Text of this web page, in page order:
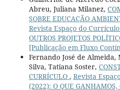
Abreu, Juliana Milanez,
SOBRE EDUCAÇÃO
Revista Espaço do
OUTROS PROJETOS
[Publicação em Fluxo
Fernando José de
Silva, Tatiana Soster,
CURRÍCULO , Revista
(2022): O QUE GANHAMOS,